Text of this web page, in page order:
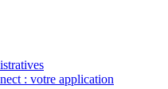
: votre application